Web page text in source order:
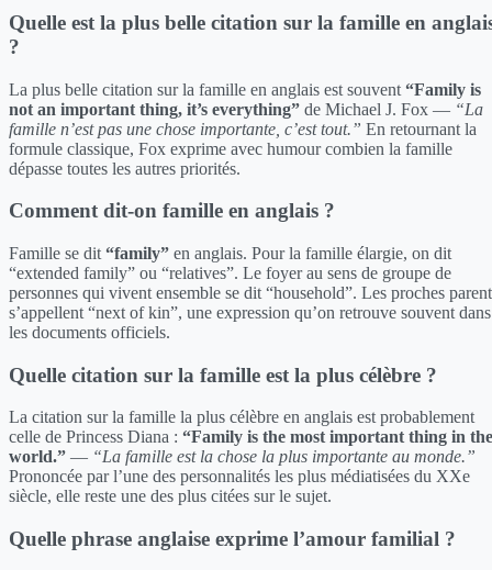
Quelle est la plus belle citation sur la famille en
?
La plus belle citation sur la famille en anglais est souvent “Family is
not an important thing, it’s everything” de Michael J. Fox — “La
famille n’est pas une chose importante, c’est tout.” En retournant la
formule classique, Fox exprime avec humour combien la famille
dépasse toutes les autres priorités.
Comment dit-on famille en anglais ?
Famille se dit “family” en anglais. Pour la famille élargie, on dit
“extended family” ou “relatives”. Le foyer au sens de groupe de
personnes qui vivent ensemble se dit “household”. Les proches
s’appellent “next of kin”, une expression qu’on retrouve souvent dans
les documents officiels.
Quelle citation sur la famille est la plus célèbre ?
La citation sur la famille la plus célèbre en anglais est probablement
celle de Princess Diana : “Family is the most important thing in the
world.” — “La famille est la chose la plus importante au monde.”
Prononcée par l’une des personnalités les plus médiatisées du XXe
siècle, elle reste une des plus citées sur le sujet.
Quelle phrase anglaise exprime l’amour familial ?